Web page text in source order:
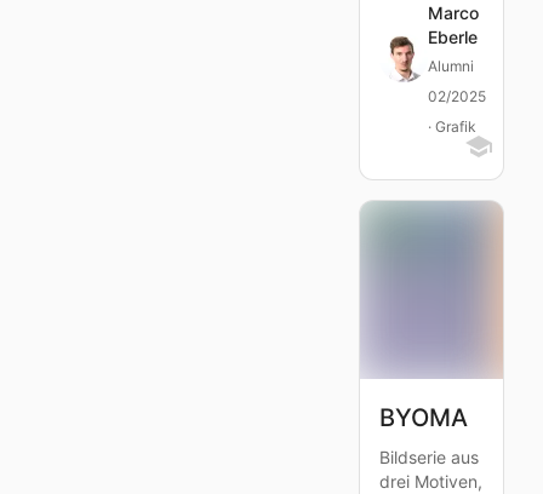
Marco
Eberle
Alumni
02/2025
· Grafik
BYOMA
Bildserie aus
drei Motiven,